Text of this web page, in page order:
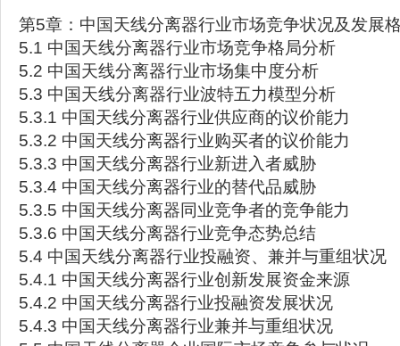
第5章：中国天线分离器行业市场竞争状况及发展
5.1 中国天线分离器行业市场竞争格局分析
5.2 中国天线分离器行业市场集中度分析
5.3 中国天线分离器行业波特五力模型分析
5.3.1 中国天线分离器行业供应商的议价能力
5.3.2 中国天线分离器行业购买者的议价能力
5.3.3 中国天线分离器行业新进入者威胁
5.3.4 中国天线分离器行业的替代品威胁
5.3.5 中国天线分离器同业竞争者的竞争能力
5.3.6 中国天线分离器行业竞争态势总结
5.4 中国天线分离器行业投融资、兼并与重组状况
5.4.1 中国天线分离器行业创新发展资金来源
5.4.2 中国天线分离器行业投融资发展状况
5.4.3 中国天线分离器行业兼并与重组状况